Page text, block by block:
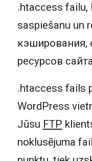
.htaccess failu,
saspiešanu un
кэширования,
ресурсов
.htaccess fails
WordPress
Jūsu FTP
noklusējuma